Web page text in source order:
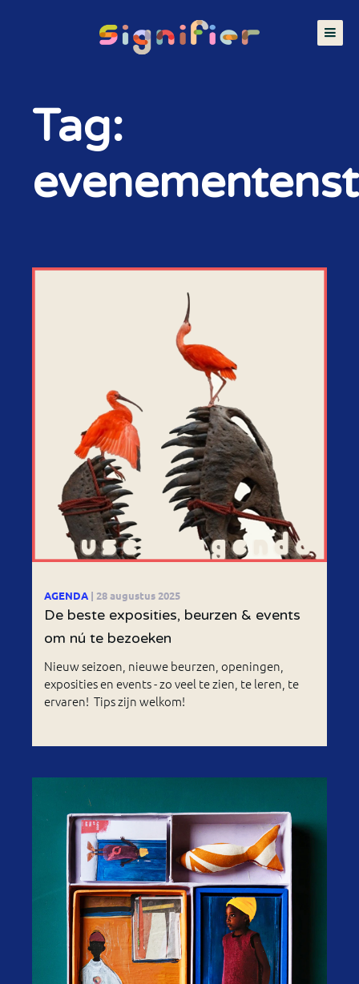
Tag:
AGENDA | 28 augustus 2025
De beste exposities, beurzen & events
om nú te bezoeken
Nieuw seizoen, nieuwe beurzen, openingen,
exposities en events - zo veel te zien, te leren, te
ervaren! Tips zijn welkom!